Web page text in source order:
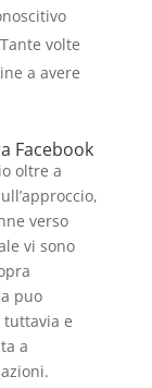
volte
a avere
Facebook
oltre a
verso
vi sono
puo
e
a